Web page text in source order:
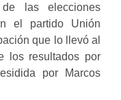
las elecciones
el partido Unión
que lo llevó al
los resultados por
por Marcos